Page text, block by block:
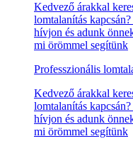
Kedvező árakkal
lomtalanítás
hívjon és adunk
mi örömmel segítünk
Professzionális
Kedvező árakkal
lomtalanítás
hívjon és adunk
mi örömmel segítünk